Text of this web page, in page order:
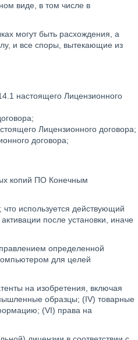
виде, в том числе в
могут быть расхождения, а
и все споры, вытекающие из
настоящего Лицензионного
Лицензионного договора;
договора;
копий ПО Конечным
используется действующий
после установки, иначе
определенной
для целей
на изобретения, включая
образцы; (IV) товарные
(VI) права на